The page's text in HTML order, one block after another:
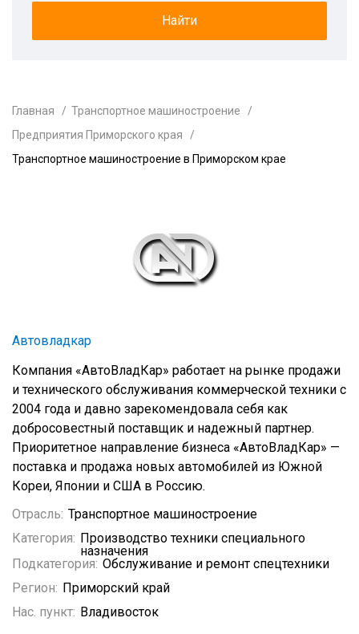
Главная
Транспортное машиностроение
Предприятия Приморского края
Транспортное машиностроение в Приморском крае
Автовладкар
Компания «АвтоВладКар» работает на рынке продажи
и технического обслуживания коммерческой техники с
2004 года и давно зарекомендовала себя как
добросовестный поставщик и надежный партнер.
Приоритетное направление бизнеса «АвтоВладКар» —
поставка и продажа новых автомобилей из Южной
Кореи, Японии и США в Россию.
Отрасль: Транспортное машиностроение
Категория: Производство техники специального
назначения
Подкатегория: Обслуживание и ремонт спецтехники
Регион: Приморский край
Нас. пункт: Владивосток